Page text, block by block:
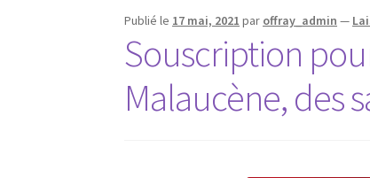
Publié le 17 mai, 2021 par offray_admin —
Souscription
Malaucène, des